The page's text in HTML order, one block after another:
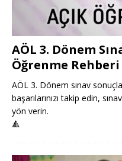
AÖL 3. Dönem
Öğrenme Rehberi
AÖL 3. Dönem sınav
başarılarınızı takip edin,
yön verin.
🔺